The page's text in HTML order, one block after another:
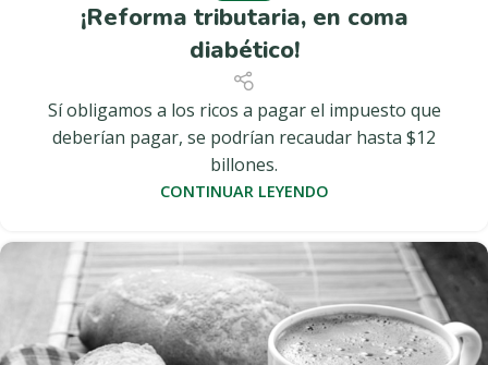
¡Reforma tributaria, en coma
diabético!
Sí obligamos a los ricos a pagar el impuesto que
deberían pagar, se podrían recaudar hasta $12
billones.
CONTINUAR LEYENDO